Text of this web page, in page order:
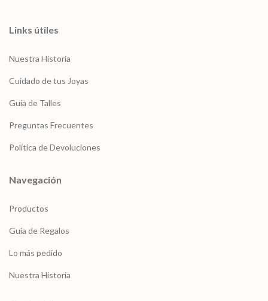
Links útiles
Nuestra Historia
Cuidado de tus Joyas
Guía de Talles
Preguntas Frecuentes
Política de Devoluciones
Navegación
Productos
Guía de Regalos
Lo más pedido
Nuestra Historia